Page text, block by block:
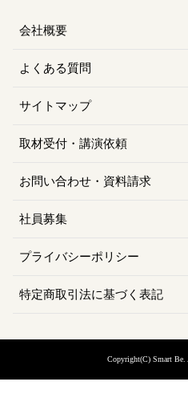
会社概要
よくある質問
サイトマップ
取材受付・講演依頼
お問い合わせ・資料請求
社員募集
プライバシーポリシー
特定商取引法に基づく表記
Copyright(C) Smart Be.